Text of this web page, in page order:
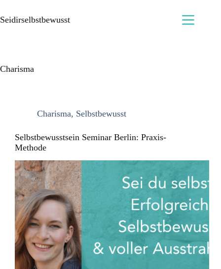
Seidirselbstbewusst
Charisma
Charisma, Selbstbewusst
Selbstbewusstsein Seminar Berlin: Praxis-
Methode